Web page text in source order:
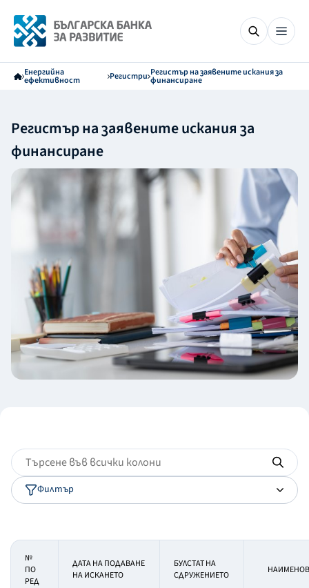
Енергийна
ефективност Регистри Регистър на заявените искания за
финансиране
Регистър на заявените искания за
финансиране
Филтър
№
ПО
РЕД
ДАТА НА ПОДАВАНЕ
НА ИСКАНЕТО
БУЛСТАТ НА
СДРУЖЕНИЕТО